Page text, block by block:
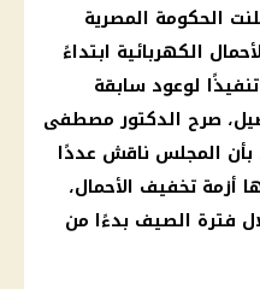
الحكومة المصرية
الكهربائية ابتداءً
لوعود سابقة
صرح الدكتور مصطفى
بأن المجلس ناقش عددًا
أزمة تخفيف الأحمال،
فترة الصيف بدءًا من